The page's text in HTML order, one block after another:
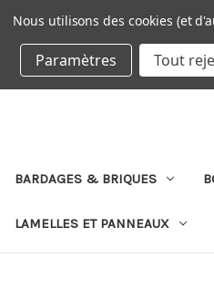
DEVISE : EUR
BARDAGES & BRIQUES
LAMELLES ET PANNEAUX
Nous utilisons des cookies (et
Paramètres Tout